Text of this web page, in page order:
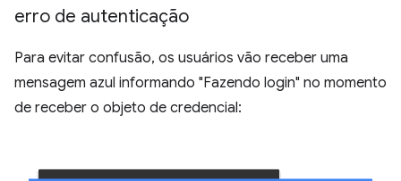
erro de autenticação
Para evitar confusão, os usuários vão receber uma
mensagem azul informando "Fazendo login" no momento
de receber o objeto de credencial: